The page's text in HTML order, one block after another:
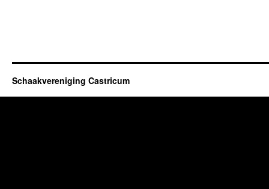
Schaakvereniging Castricum